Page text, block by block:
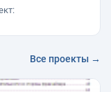
Все проекты →